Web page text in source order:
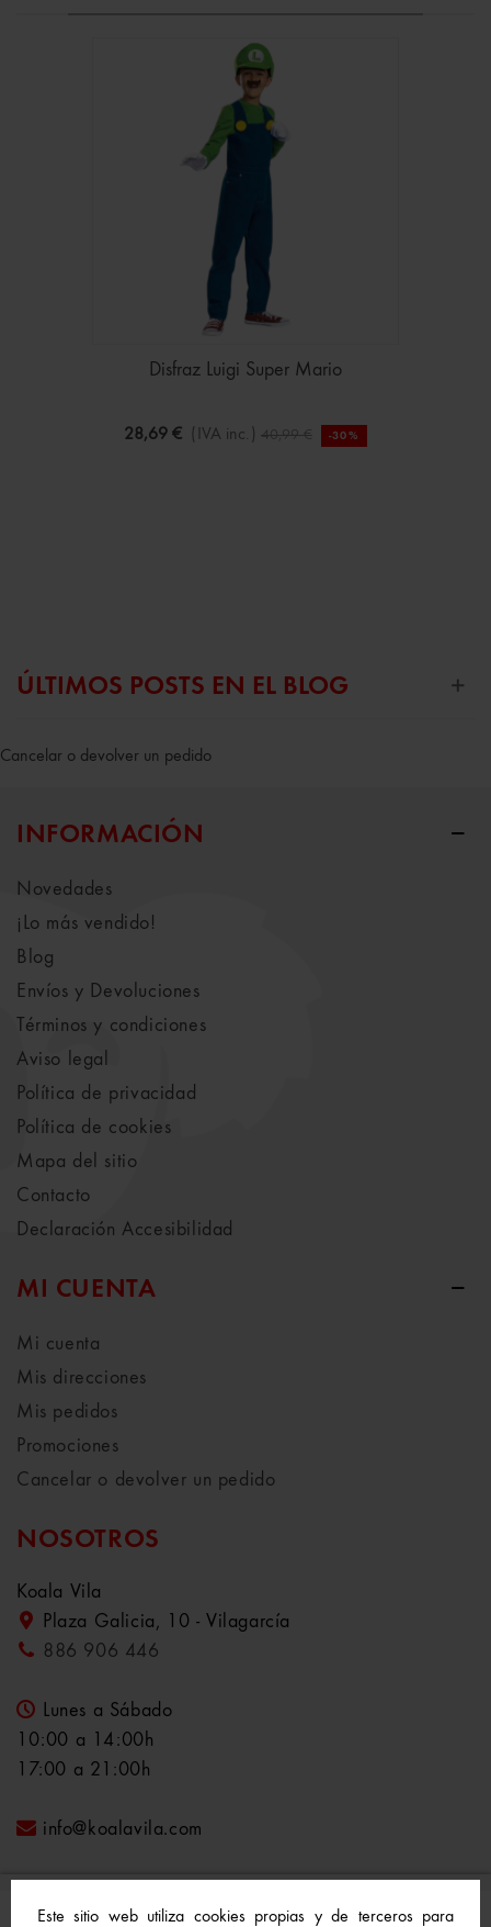
Este sitio web utiliza cookies propias y de terceros para
Disfraz Luigi Super Mario
28,69 € (IVA inc.) 40,99 € -30%
ÚLTIMOS POSTS EN EL BLOG
Cancelar o devolver un pedido
INFORMACIÓN
Novedades
¡Lo más vendido!
Blog
Envíos y Devoluciones
Términos y condiciones
Aviso legal
Política de privacidad
Política de cookies
Mapa del sitio
Contacto
Declaración Accesibilidad
MI CUENTA
Mi cuenta
Mis direcciones
Mis pedidos
Promociones
Cancelar o devolver un pedido
NOSOTROS
Koala Vila
Plaza Galicia, 10 - Vilagarcía
886 906 446
Lunes a Sábado
10:00 a 14:00h
17:00 a 21:00h
info@koalavila.com